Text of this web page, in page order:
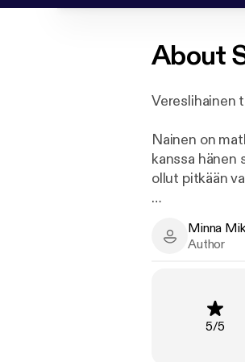
About
Vereslihainen
Nainen on
kanssa hänen
ollut pitkään
antaisi lapsen
Syyllisyyden
Minna
Minna
Author
Rating
5/5